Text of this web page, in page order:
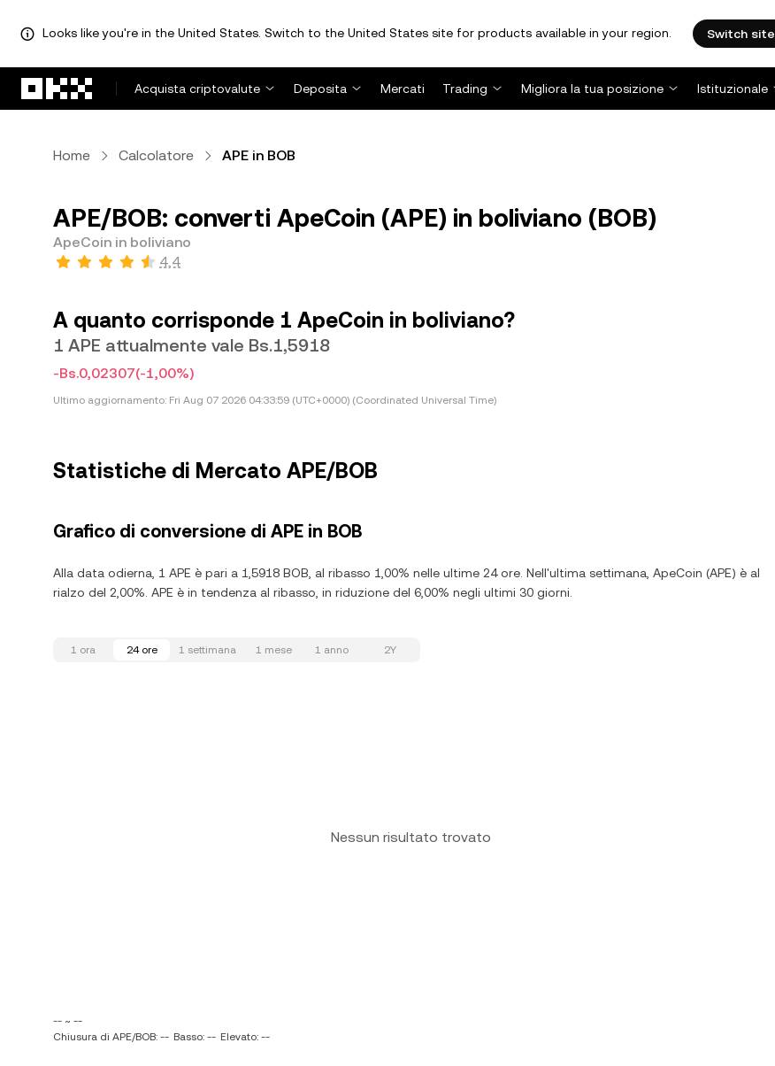
Looks like you're in the United States. Switch to the United States site for products available in your region. Switch site
Acquista criptovalute
Deposita Mercati Trading Migliora la tua posizione Istituzionale
Home Calcolatore APE in BOB
APE/BOB: converti ApeCoin (APE) in boliviano (BOB)
ApeCoin in boliviano
4,4
A quanto corrisponde 1 ApeCoin in boliviano?
1 APE attualmente vale Bs.1,5918
-Bs.0,02307(-1,00%)
Ultimo aggiornamento: Fri Aug 07 2026 04:33:59 (UTC+0000) (Coordinated Universal Time)
Statistiche di Mercato APE/BOB
Grafico di conversione di APE in BOB
Alla data odierna, 1 APE è pari a 1,5918 BOB, al ribasso 1,00% nelle ultime 24 ore. Nell'ultima settimana, ApeCoin (APE) è al
rialzo del 2,00%. APE è in tendenza al ribasso, in riduzione del 6,00% negli ultimi 30 giorni.
1 ora 24 ore 1 settimana 1 mese 1 anno 2Y
Nessun risultato trovato
-- ~ --
Chiusura di APE/BOB: -- Basso: -- Elevato: --